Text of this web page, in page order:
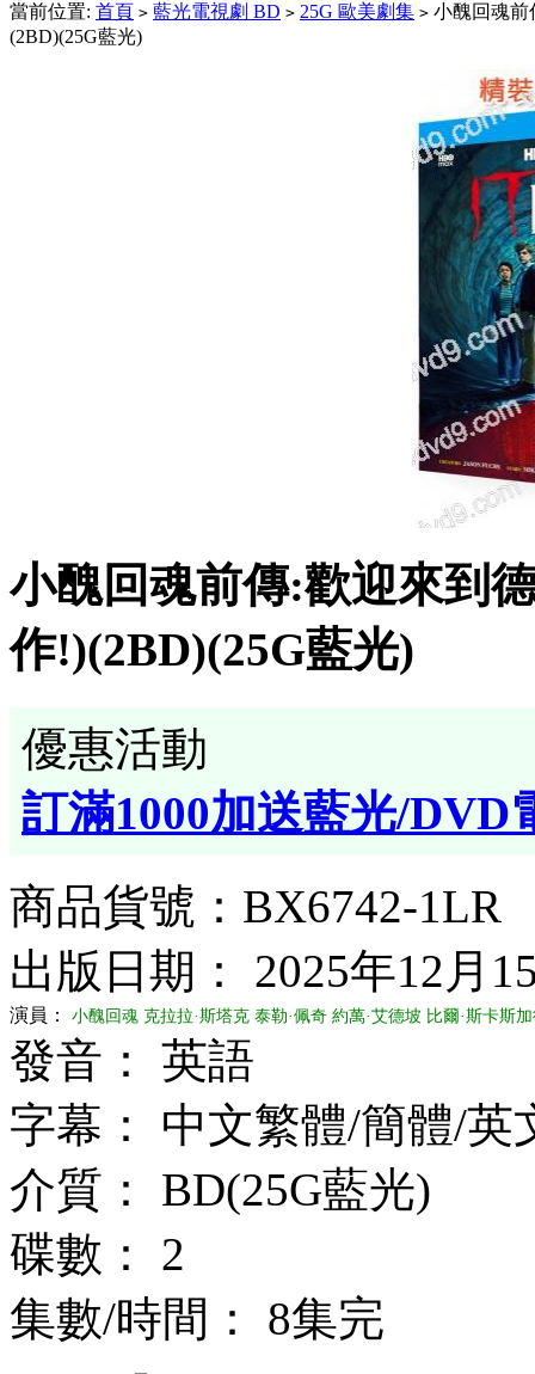
當前位置: 首頁 > 藍光電視劇 BD > 25G 歐美劇集 > 小醜回魂前
(2BD)(25G藍光)
小醜回魂前傳:歡迎來到
作!)(2BD)(25G藍光)
優惠活動
訂滿1000加送藍光/DVD
商品貨號：BX6742-1LR
出版日期： 2025年12月
演員： 小醜回魂 克拉拉·斯塔克 泰勒·佩奇 約萬·艾德坡 比爾·斯卡斯
發音： 英語
字幕： 中文繁體/簡體/英
介質： BD(25G藍光)
碟數： 2
集數/時間： 8集完